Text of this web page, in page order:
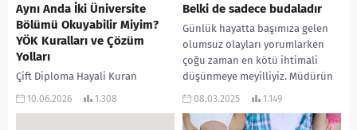
Aynı Anda İki Üniversite
Bölümü Okuyabilir Miyim?
YÖK Kuralları ve Çözüm
Yolları
Çift Diploma Hayali Kuran
Öğrenciler İçin Kapsamlı Rehber
10.06.2026 1.308
Belki de sadece budaladır
Günlük hayatta başımıza gelen
olumsuz olayları yorumlarken
çoğu zaman en kötü ihtimali
düşünmeye meyilliyiz. Müdürün
attığı kısa ve resmi e-posta,...
08.03.2025 1.149